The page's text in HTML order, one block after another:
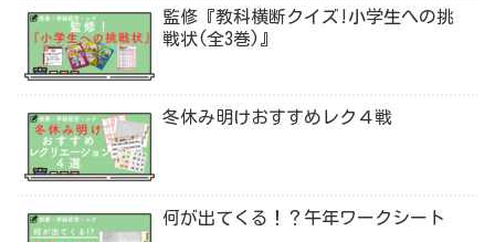
監修『教科横断クイズ!小学生への挑
戦状(全3巻)』
冬休み明けおすすめレク４戦
何が出てくる！？午年ワークシート